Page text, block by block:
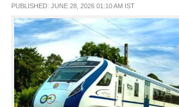
LIFESTYLE
SPIRITUAL
INFO+
PUBLISHED: JUNE 28, 2026 01:10 AM IST